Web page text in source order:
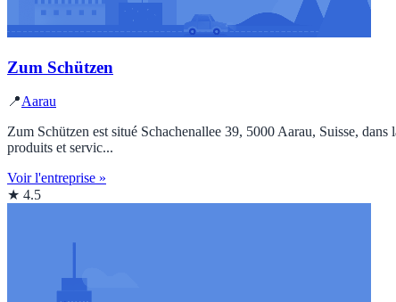
Zum Schützen
📍Aarau
Zum Schützen est situé Schachenallee 39, 5000 Aarau, Suisse,
produits et servic...
Voir l'entreprise »
★ 4.5